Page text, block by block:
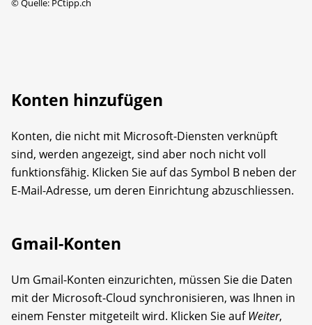
©Quelle: PCtipp.ch
Konten hinzufügen
Konten, die nicht mit Microsoft-Diensten verknüpft
sind, werden angezeigt, sind aber noch nicht voll
funktionsfähig. Klicken Sie auf das Symbol B neben der
E-Mail-Adresse, um deren Einrichtung abzuschliessen.
Gmail-Konten
Um Gmail-Konten einzurichten, müssen Sie die Daten
mit der Microsoft-Cloud synchronisieren, was Ihnen in
einem Fenster mitgeteilt wird. Klicken Sie aufWeiter,